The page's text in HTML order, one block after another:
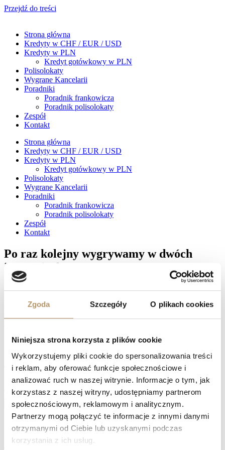
Zgoda Szczegóły O plikach cookies
Niniejsza strona korzysta z plików cookie
Wykorzystujemy pliki cookie do spersonalizowania treści
i reklam, aby oferować funkcje społecznościowe i
analizować ruch w naszej witrynie. Informacje o tym, jak
korzystasz z naszej witryny, udostępniamy partnerom
społecznościowym, reklamowym i analitycznym.
Partnerzy mogą połączyć te informacje z innymi danymi
otrzymanymi od Ciebie lub uzyskanymi podczas
korzystania z ich usług.
Przejdź do treści
Strona główna
Kredyty w CHF / EUR / USD
Kredyty w PLN
Kredyt gotówkowy w PLN
Polisolokaty
Wygrane Kancelarii
Poradniki
Poradnik frankowicza
Poradnik polisolokaty
Zespół
Kontakt
Strona główna
Kredyty w CHF / EUR / USD
Kredyty w PLN
Kredyt gotówkowy w PLN
Polisolokaty
Wygrane Kancelarii
Poradniki
Poradnik frankowicza
Poradnik polisolokaty
Zespół
Kontakt
Po raz kolejny wygrywamy w dwóch
instancjach!
Sąd Apelacyjny w Gdańsku I Wydział Cywilny, referent SSA
2198/22) na rozprawie oddalił apelację pozwanego mBank S.A. od
ustawowymi za opóźnienie.v
Facebook
Twitter
LinkedIn
Umowa kredytu unieważniona przez Sąd
Sąd Okręgowy nie przychylił się do stanowiska banku Następny
Naprawdę warto zawalczyć o swoje prawa, zwłaszcza, jeśli spłata
kredytu waloryzowanego do waluty jest dużym obciążeniem, a
także wtedy, gdy istnieje potrzeba sprzedaży nieruchomości
obciążonej hipoteką. Kancelaria Adwokacka działa na terenie